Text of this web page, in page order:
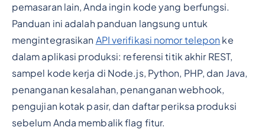
pemasaran lain, Anda ingin kode yang berfungsi.
Panduan ini adalah panduan langsung untuk
mengintegrasikan API verifikasi nomor telepon ke
dalam aplikasi produksi: referensi titik akhir REST,
sampel kode kerja di Node.js, Python, PHP, dan Java,
penanganan kesalahan, penanganan webhook,
pengujian kotak pasir, dan daftar periksa produksi
sebelum Anda membalik flag fitur.